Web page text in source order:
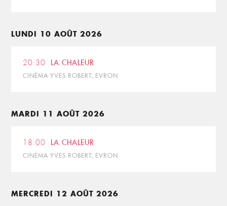
LUNDI 10 AOÛT 2026
20:30 LA CHALEUR
CINÉMA YVES ROBERT, EVRON
MARDI 11 AOÛT 2026
18:00 LA CHALEUR
CINÉMA YVES ROBERT, EVRON
MERCREDI 12 AOÛT 2026